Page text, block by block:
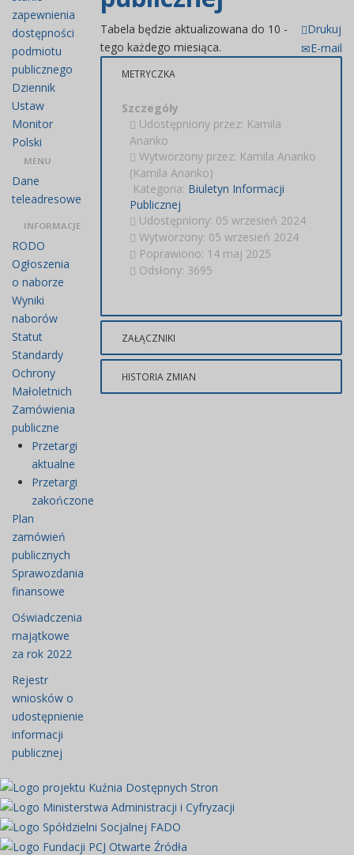
Drukuj
E-mail
Tabela będzie aktualizowana do 10 -
tego każdego miesiąca.
METRYCZKA
Szczegóły
Udostępniony przez: Kamila
Ananko
Wytworzony przez: Kamila Ananko
(Kamila Ananko)
Kategoria: Biuletyn Informacji
Publicznej
Udostępniony: 05 wrzesień 2024
Wytworzony: 05 wrzesień 2024
Poprawiono: 14 maj 2025
Odsłony: 3695
ZAŁĄCZNIKI
Tytuł
HISTORIA ZMIAN
zapewnienia
dostępności
podmiotu
publicznego
Dziennik
Ustaw
Monitor
Polski
MENU
Dane
teleadresowe
INFORMACJE
RODO
Ogłoszenia
o naborze
Wyniki
naborów
Statut
Standardy
Ochrony
Małoletnich
Zamówienia
publiczne
Przetargi
aktualne
Przetargi
zakończone
Plan
zamówień
publicznych
Sprawozdania
finansowe
Oświadczenia
majątkowe
za rok 2022
Rejestr
wniosków o
udostępnienie
informacji
publicznej